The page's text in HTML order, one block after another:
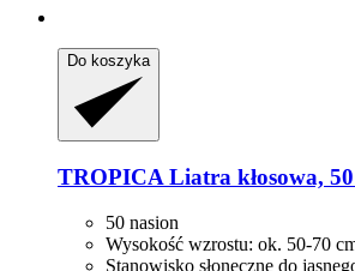
Do koszyka
TROPICA Liatra kłosowa,
50 nasion
Wysokość wzrostu: ok. 50-70
Stanowisko słoneczne do